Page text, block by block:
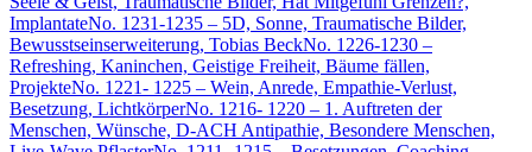
ImplantateNo. 1231-1235 – 5D, Sonne, Traumatische Bilder,
Bewusstseinserweiterung, Tobias BeckNo. 1226-1230 –
Refreshing, Kaninchen, Geistige Freiheit, Bäume fällen,
ProjekteNo. 1221- 1225 – Wein, Anrede, Empathie-Verlust,
Besetzung, LichtkörperNo. 1216- 1220 – 1. Auftreten der
Menschen, Wünsche, D-ACH Antipathie, Besondere Menschen,